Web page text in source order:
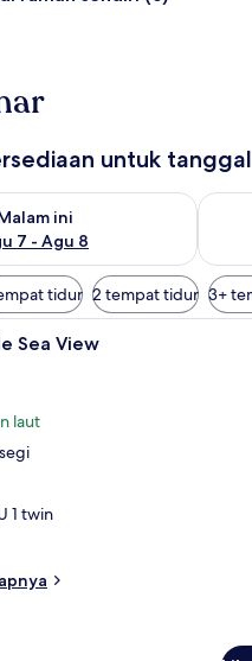
untuk
ini
7 - Agu 8
untuk malam ini Agu 7 -
tidur 2 tempat tidur 3+
Selimut bulu angsa,
Sea View
laut
1 twin